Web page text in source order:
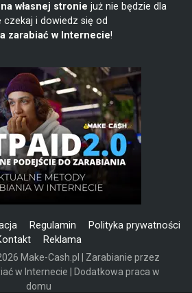
własnej stronie już nie będzie dla
czekaj i dowiedz się od
zarabiać w Internecie!
Regulamin
Polityka prywatności
Reklama
Make-Cash.pl | Zarabianie przez
w Internecie | Dodatkowa praca w
domu